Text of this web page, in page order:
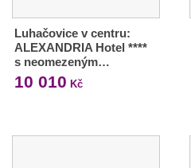
Luhačovice v centru:
ALEXANDRIA Hotel ****
s neomezeným…
10 010 Kč